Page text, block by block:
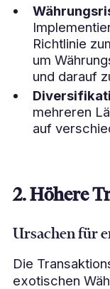
Richtlinie
um
und darauf
mehreren
auf
2. Höhere
Ursachen für
Die
exotischen